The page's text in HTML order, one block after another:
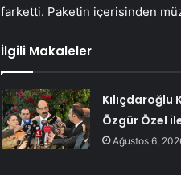
farketti. Paketin içerisinden
İlgili Makaleler
Kılıçdaroğlu
Özgür Özel
Ağustos 6,